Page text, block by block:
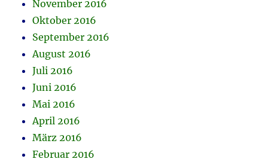
November 2016
Oktober 2016
September 2016
August 2016
Juli 2016
Juni 2016
Mai 2016
April 2016
März 2016
Februar 2016